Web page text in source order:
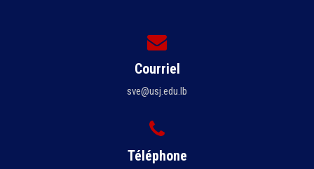
Courriel
sve@usj.edu.lb
Téléphone